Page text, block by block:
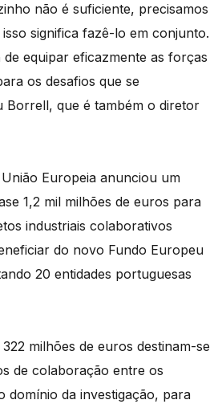
não é suficiente, precisamos
significa fazê-lo em conjunto.
equipar eficazmente as forças
os desafios que se
Borrell, que é também o diretor
Europeia anunciou um
1,2 mil milhões de euros para
industriais colaborativos
do novo Fundo Europeu
20 entidades portuguesas
milhões de euros destinam-se
de colaboração entre os
domínio da investigação, para